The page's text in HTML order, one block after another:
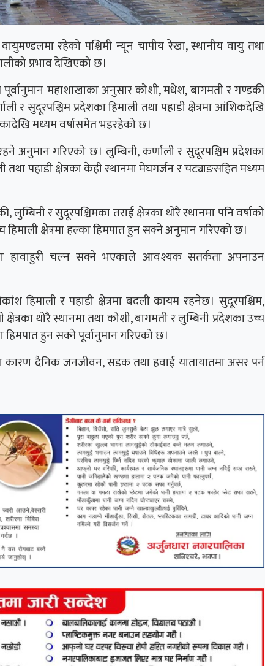
रहेको पश्चिमी न्यून चापीय रेखा, स्थानीय वायु तथा
प्रभाव देखिएको छ।
महाशाखाका अनुसार कोशी, मधेश, बागमती र गण्डकी
र सुदूरपश्चिम प्रदेशका हिमाली तथा पहाडी क्षेत्रमा आंशिकदेखि
मध्यम वर्षासमेत भइरहेको छ।
अनुमान गरिएको छ। लुम्बिनी, कर्णाली र सुदूरपश्चिम प्रदेशका
तथा पहाडी क्षेत्रका केही स्थानमा मेघगर्जन र चट्याङसहित मध्यम
र सुदूरपश्चिमका तराई क्षेत्रका थोरै स्थानमा पनि वर्षाको
क्षेत्रमा हल्का हिमपात हुन सक्ने अनुमान गरिएको छ।
हावाहुरी चल्न सक्ने भएकाले आवश्यक सतर्कता अपनाउन
हिमाली र पहाडी क्षेत्रमा बदली कायम रहनेछ। सुदूरपश्चिम,
थोरै स्थानमा तथा कोशी, बागमती र लुम्बिनी प्रदेशका उच्च
हिमपात हुन सक्ने पूर्वानुमान गरिएको छ।
कारण दैनिक जनजीवन, सडक तथा हवाई यातायातमा असर पर्न